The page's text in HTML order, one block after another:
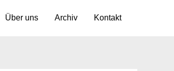
Über uns Archiv Kontakt